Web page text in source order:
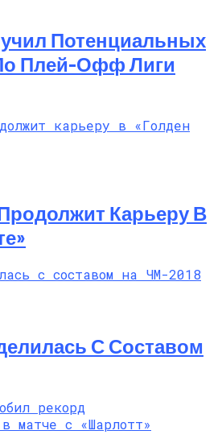
Потенциальных
Плей-Офф Лиги
Карьеру В
С Составом